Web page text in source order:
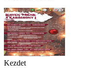
Kezdet